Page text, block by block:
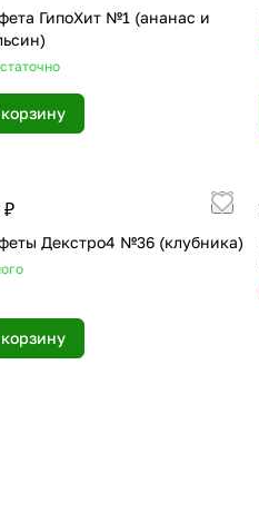
ГипоХит №1 (ананас и
₽
Декстро4 №36 (клубника)